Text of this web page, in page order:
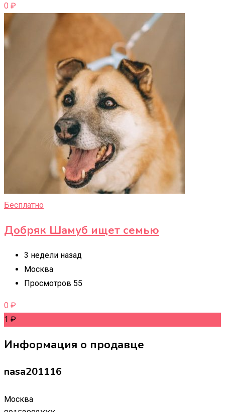
0 ₽
Бесплатно
Добряк Шамуб ищет семью
3 недели назад
Москва
Просмотров 55
0 ₽
1 ₽
Информация о продавце
nasa201116
Москва